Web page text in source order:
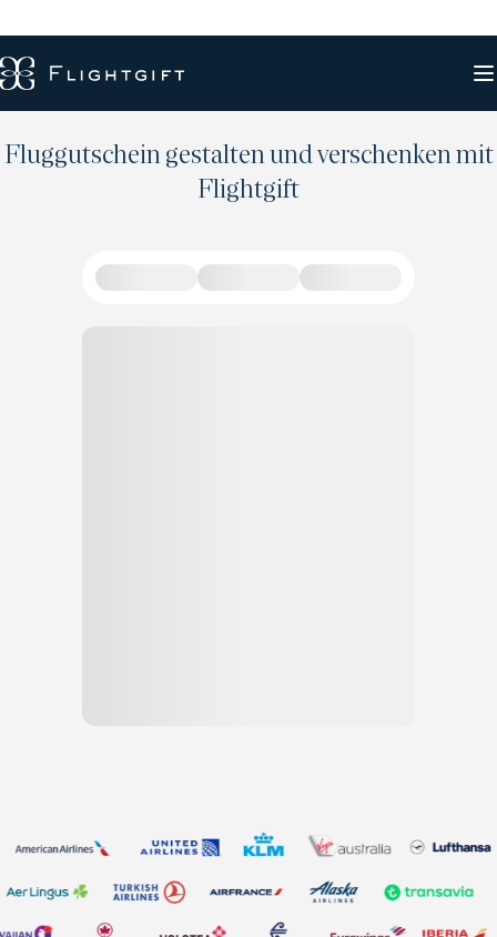
Fluggutschein gestalten und verschenken mit
Flightgift